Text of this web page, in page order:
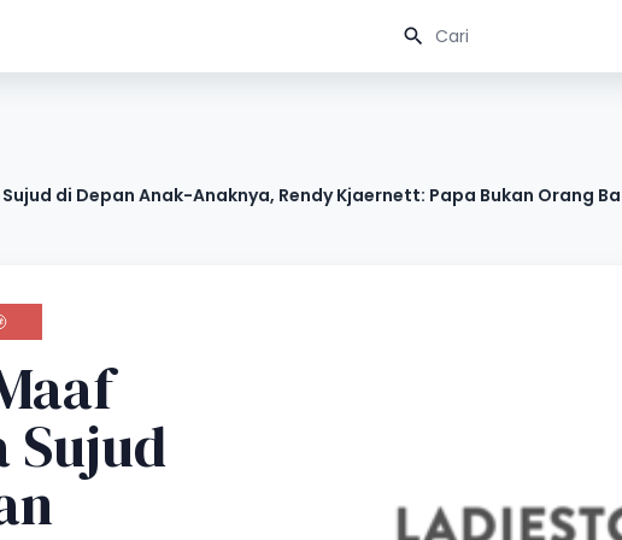
di Depan Anak-Anaknya, Rendy Kjaernett: Papa Bukan Orang
Sujud